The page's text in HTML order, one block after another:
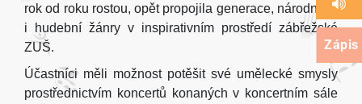
Zápis
rok od roku rostou, opět propojila generace, národnosti
i hudební žánry v inspirativním prostředí zábřežské
ZUŠ.
Účastníci měli možnost potěšit své umělecké smysly
prostřednictvím koncertů konaných v koncertním sále